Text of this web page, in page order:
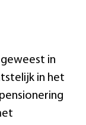
in
in het